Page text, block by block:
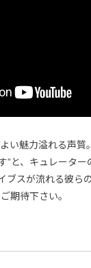
い魅力溢れる声
”と、キュレーター
ブスが流れる彼ら
期待下さい。